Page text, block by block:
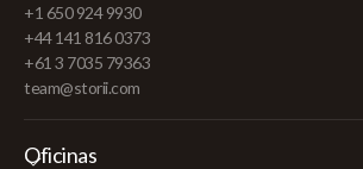
+1 650 924 9930
+44 141 816 0373
+61 3 7035 79363
team@storii.com
Oficinas